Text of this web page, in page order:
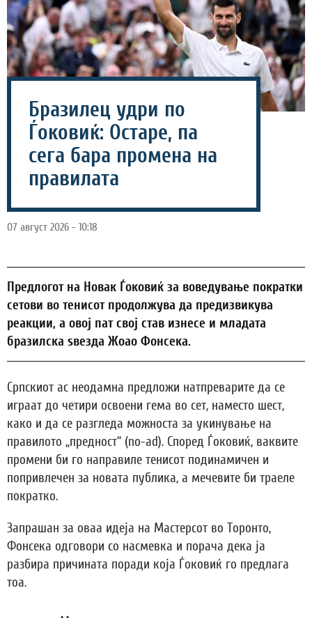
Бразилец удри по
Ѓоковиќ: Остаре, па
сега бара промена на
правилата
07 август 2026 - 10:18
Предлогот на Новак Ѓоковиќ за воведување пократки
сетови во тенисот продолжува да предизвикува
реакции, а овој пат свој став изнесе и младата
бразилска ѕвезда Жоао Фонсека.
Српскиот ас неодамна предложи натпреварите да се
играат до четири освоени гема во сет, наместо шест,
како и да се разгледа можноста за укинување на
правилото „предност“ (no-ad). Според Ѓоковиќ, ваквите
промени би го направиле тенисот подинамичен и
попривлечен за новата публика, а мечевите би траеле
пократко.
Запрашан за оваа идеја на Мастерсот во Торонто,
Фонсека одговори со насмевка и порача дека ја
разбира причината поради која Ѓоковиќ го предлага
тоа.